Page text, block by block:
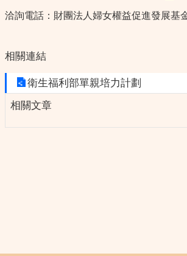
洽詢電話：財團法人婦女權益促進發展基
相關連結
衛生福利部單親培力計劃
相關文章